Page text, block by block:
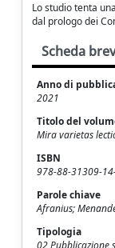
Lo studio tenta
dal prologo dei
Scheda
Anno di
2021
Titolo del
Mira varietas
ISBN
978-88-31309-
Parole chiave
Afranius;
Tipologia
02 Pubblicazione